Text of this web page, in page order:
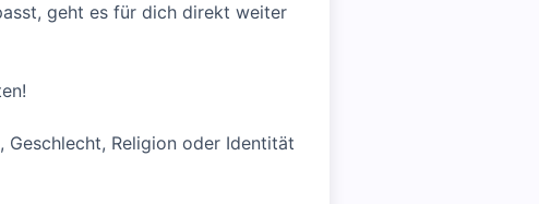
geht es für dich direkt weiter
Religion oder Identität